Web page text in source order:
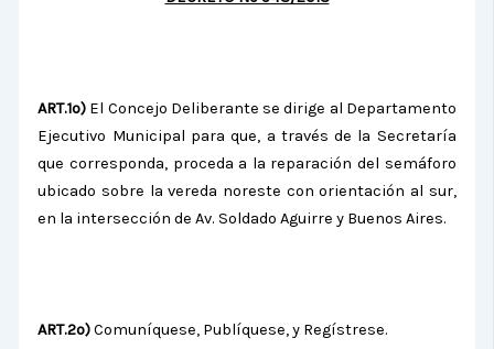
ART.1º) El Concejo Deliberante se dirige al Departamento
Ejecutivo Municipal para que, a través de la Secretaría
que corresponda, proceda a la reparación del semáforo
ubicado sobre la vereda noreste con orientación al sur,
en la intersección de Av.Soldado Aguirre y Buenos Aires.
ART.2º)Comuníquese, Publíquese, y Regístrese.